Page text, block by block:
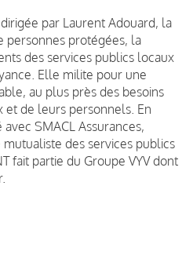
par Laurent Adouard, la
personnes protégées, la
des services publics locaux
Elle milite pour une
au plus près des besoins
et de leurs personnels. En
SMACL Assurances,
des services publics
fait partie du Groupe VYV dont